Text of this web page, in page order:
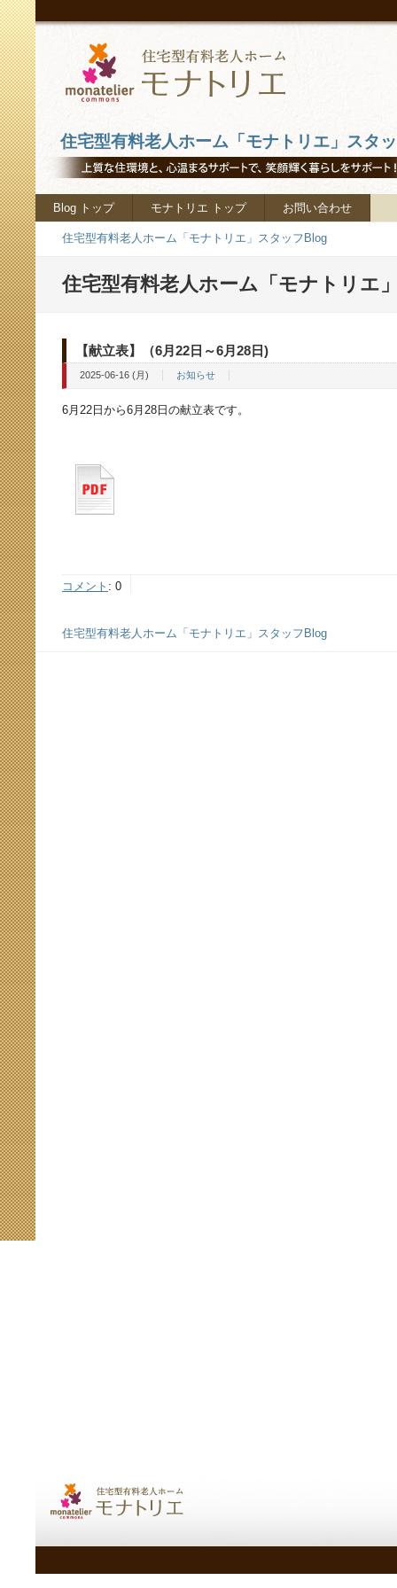
住宅型有料老人ホーム「モナトリエ」スタ
Blog トップ モナトリエ トップ お問い合わせ
住宅型有料老人ホーム「モナトリエ」スタッフBlog
住宅型有料老人ホーム「モナトリエ
【献立表】（6月22日～6月28日)
2025-06-16 (月) お知らせ
6月22日から6月28日の献立表です。
コメント : 0
住宅型有料老人ホーム「モナトリエ」スタッフBlog